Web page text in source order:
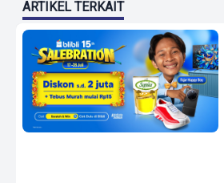
ARTIKEL TERKAIT